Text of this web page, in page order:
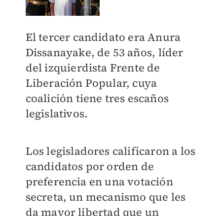
El tercer candidato era Anura
Dissanayake, de 53 años, líder
del izquierdista Frente de
Liberación Popular, cuya
coalición tiene tres escaños
legislativos.
Los legisladores calificaron a los
candidatos por orden de
preferencia en una votación
secreta, un mecanismo que les
da mayor libertad que un